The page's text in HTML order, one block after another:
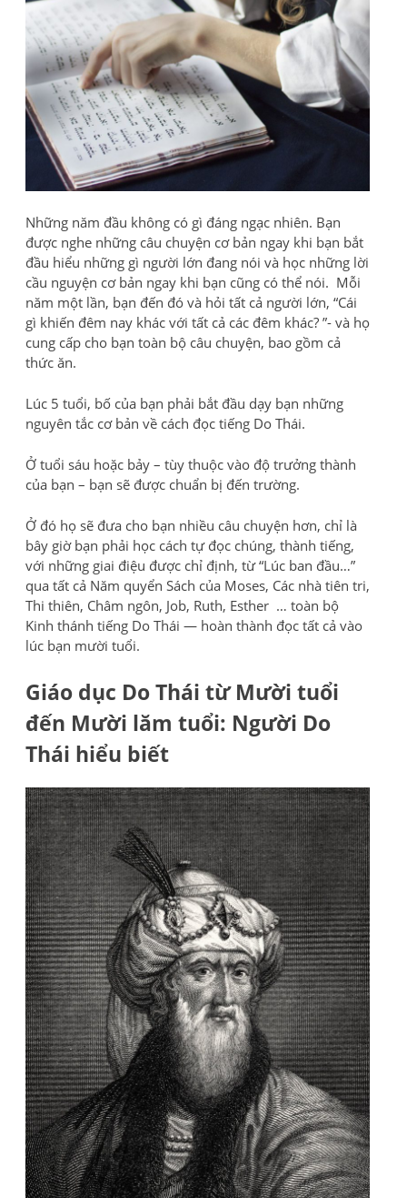
Những năm đầu không có gì đáng ngạc nhiên. Bạn
được nghe những câu chuyện cơ bản ngay khi bạn bắt
đầu hiểu những gì người lớn đang nói và học những lời
cầu nguyện cơ bản ngay khi bạn cũng có thể nói. Mỗi
năm một lần, bạn đến đó và hỏi tất cả người lớn, “Cái
gì khiến đêm nay khác với tất cả các đêm khác? ”- và họ
cung cấp cho bạn toàn bộ câu chuyện, bao gồm cả
thức ăn.
Lúc 5 tuổi, bố của bạn phải bắt đầu dạy bạn những
nguyên tắc cơ bản về cách đọc tiếng Do Thái.
Ở tuổi sáu hoặc bảy – tùy thuộc vào độ trưởng thành
của bạn – bạn sẽ được chuẩn bị đến trường.
Ở đó họ sẽ đưa cho bạn nhiều câu chuyện hơn, chỉ là
bây giờ bạn phải học cách tự đọc chúng, thành tiếng,
với những giai điệu được chỉ định, từ “Lúc ban đầu…”
qua tất cả Năm quyển Sách của Moses, Các nhà tiên tri,
Thi thiên, Châm ngôn, Job, Ruth, Esther … toàn bộ
Kinh thánh tiếng Do Thái — hoàn thành đọc tất cả vào
lúc bạn mười tuổi.
Giáo dục Do Thái từ Mười tuổi
đến Mười lăm tuổi: Người Do
Thái hiểu biết